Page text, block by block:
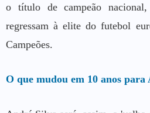
o título de campeão
regressam à elite do futebol
Campeões.
O que mudou em 10 anos para